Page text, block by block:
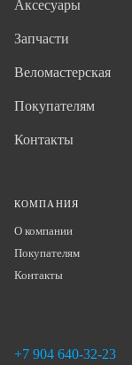
Аксесуары
Запчасти
Веломастерская
Покупателям
Контакты
КОМПАНИЯ
О компании
Покупателям
Контакты
+7 904 640-32-23